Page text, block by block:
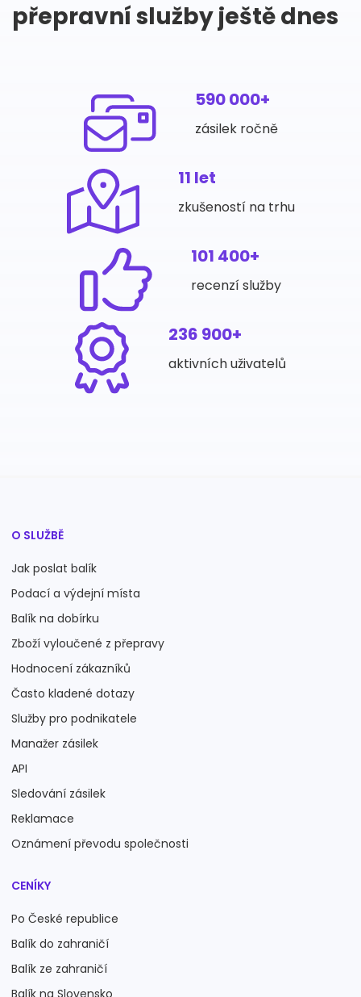
přepravní služby ještě dnes
590 000+
zásilek ročně
11 let
zkušeností na trhu
101 400+
recenzí služby
236 900+
aktivních uživatelů
O SLUŽBĚ
Jak poslat balík
Podací a výdejní místa
Balík na dobírku
Zboží vyloučené z přepravy
Hodnocení zákazníků
Často kladené dotazy
Služby pro podnikatele
Manažer zásilek
API
Sledování zásilek
Reklamace
Oznámení převodu společnosti
CENÍKY
Po České republice
Balík do zahraničí
Balík ze zahraničí
Balík na Slovensko